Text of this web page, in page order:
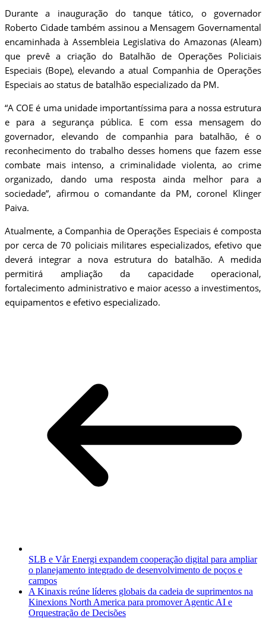
Durante a inauguração do tanque tático, o governador
Roberto Cidade também assinou a Mensagem Governamental
encaminhada à Assembleia Legislativa do Amazonas (Aleam)
que prevê a criação do Batalhão de Operações Policiais
Especiais (Bope), elevando a atual Companhia de Operações
Especiais ao status de batalhão especializado da PM.
“A COE é uma unidade importantíssima para a nossa estrutura
e para a segurança pública. E com essa mensagem do
governador, elevando de companhia para batalhão, é o
reconhecimento do trabalho desses homens que fazem esse
combate mais intenso, a criminalidade violenta, ao crime
organizado, dando uma resposta ainda melhor para a
sociedade”, afirmou o comandante da PM, coronel Klinger
Paiva.
Atualmente, a Companhia de Operações Especiais é composta
por cerca de 70 policiais militares especializados, efetivo que
deverá integrar a nova estrutura do batalhão. A medida
permitirá ampliação da capacidade operacional,
fortalecimento administrativo e maior acesso a investimentos,
equipamentos e efetivo especializado.
SLB e Vår Energi expandem cooperação digital para ampliar
o planejamento integrado de desenvolvimento de poços e
campos
A Kinaxis reúne líderes globais da cadeia de suprimentos na
Kinexions North America para promover Agentic AI e
Orquestração de Decisões